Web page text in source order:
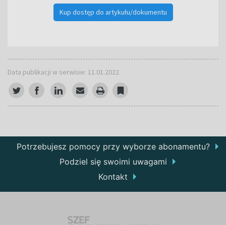
Kup dostęp do artykułu/dokumentu
Data publikacji w serwisie: 11.01.2022
Potrzebujesz pomocy przy wyborze abonamentu?
Podziel się swoimi uwagami
Kontakt